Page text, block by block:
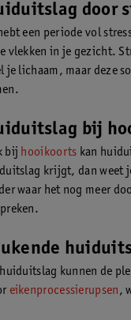
door
een periode vol
vlekken in je gezicht.
je lichaam, maar deze
bij
bij hooikoorts kan
krijgt, dan weet
waar het nog meer
kunnen de
eikenprocessierupsen,